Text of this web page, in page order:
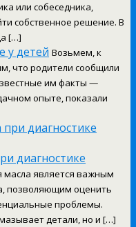
или собеседника,
собственное решение. В
[…]
у детей Возьмем, к
что родители сообщили
им факты —
опыте, показали
диагностике
масла является важным
позволяющим оценить
проблемы.
детали, но и […]